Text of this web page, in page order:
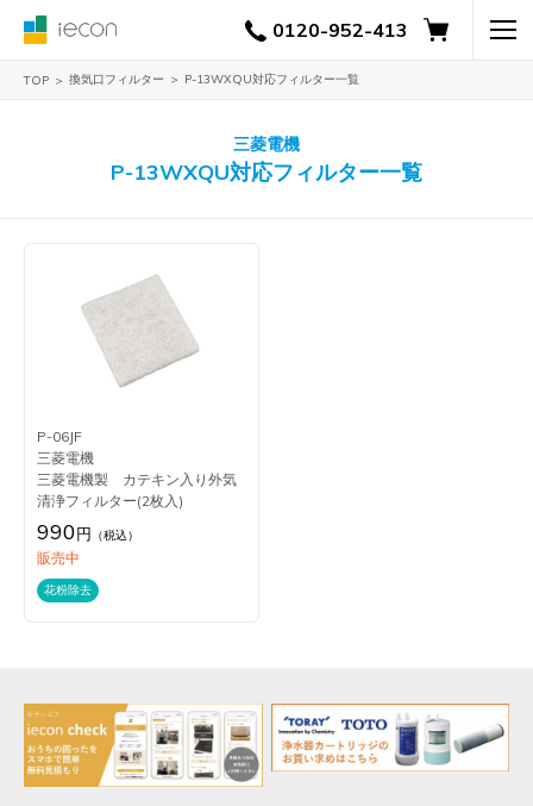
0120-952-413
TOP 換気口フィルター P-13WXQU対応フィルター一覧
三菱電機
P-13WXQU対応フィルター一覧
P-06JF
三菱電機
三菱電機製 カテキン入り外気
清浄フィルター(2枚入)
990円 （税込）
販売中
花粉除去